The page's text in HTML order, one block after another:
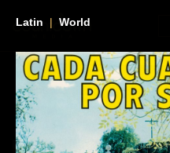
Latin | World